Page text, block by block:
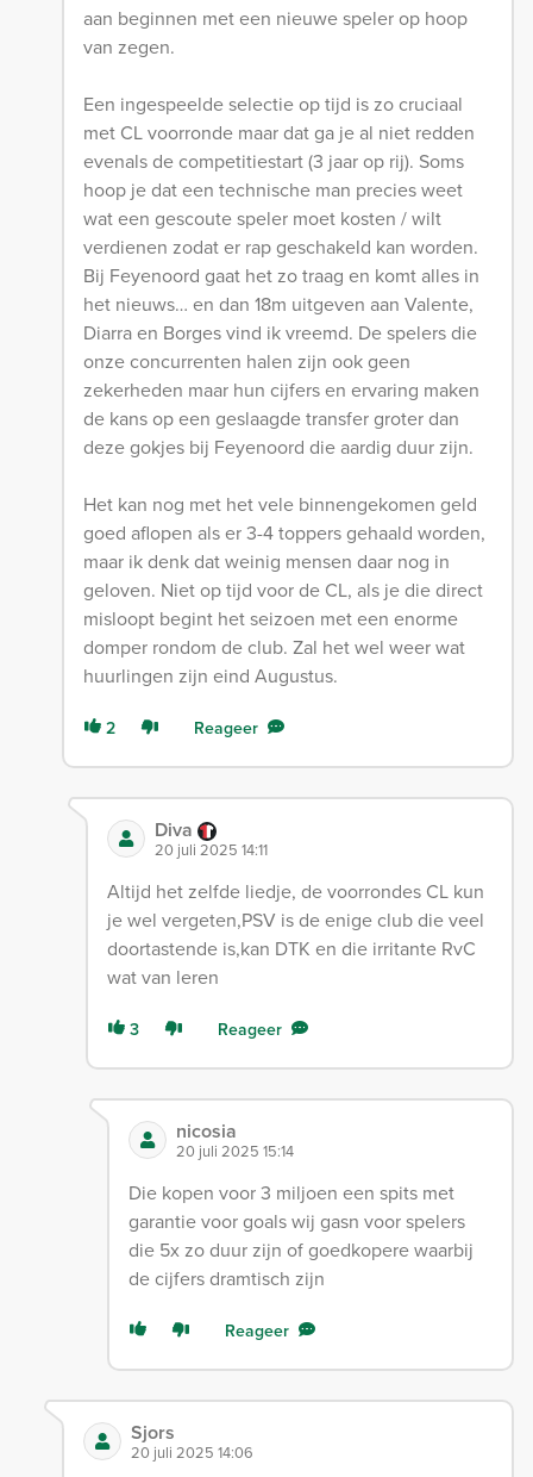
aan beginnen met een nieuwe speler op hoop
van zegen.
Een ingespeelde selectie op tijd is zo cruciaal
met CL voorronde maar dat ga je al niet redden
evenals de competitiestart (3 jaar op rij). Soms
hoop je dat een technische man precies weet
wat een gescoute speler moet kosten / wilt
verdienen zodat er rap geschakeld kan worden.
Bij Feyenoord gaat het zo traag en komt alles in
het nieuws… en dan 18m uitgeven aan Valente,
Diarra en Borges vind ik vreemd. De spelers die
onze concurrenten halen zijn ook geen
zekerheden maar hun cijfers en ervaring maken
de kans op een geslaagde transfer groter dan
deze gokjes bij Feyenoord die aardig duur zijn.
Het kan nog met het vele binnengekomen geld
goed aflopen als er 3-4 toppers gehaald worden,
maar ik denk dat weinig mensen daar nog in
geloven. Niet op tijd voor de CL, als je die direct
misloopt begint het seizoen met een enorme
domper rondom de club. Zal het wel weer wat
huurlingen zijn eind Augustus.
2 Reageer
Diva
20 juli 2025 14:11
Altijd het zelfde liedje, de voorrondes CL kun
je wel vergeten,PSV is de enige club die veel
doortastende is,kan DTK en die irritante RvC
wat van leren
3 Reageer
nicosia
20 juli 2025 15:14
Die kopen voor 3 miljoen een spits met
garantie voor goals wij gasn voor spelers
die 5x zo duur zijn of goedkopere waarbij
de cijfers dramtisch zijn
Reageer
Sjors
20 juli 2025 14:06